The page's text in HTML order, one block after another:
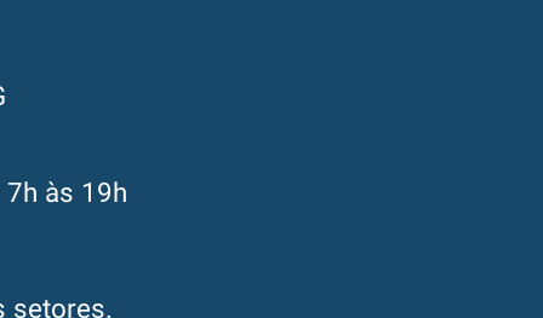
às 19h
setores.